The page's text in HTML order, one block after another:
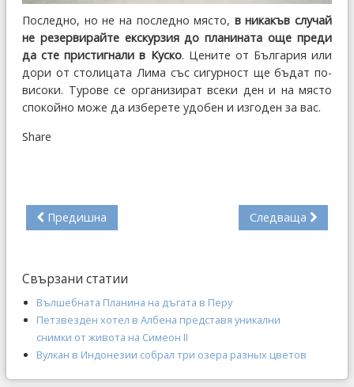
Последно, но не на последно място, в никакъв случай
не резервирайте екскурзия до планината още преди
да сте пристигнали в Куско. Цените от България или
дори от столицата Лима със сигурност ще бъдат по-
високи. Турове се организират всеки ден и на място
спокойно може да изберете удобен и изгоден за вас.
Share
Предишна Следваща
Свързани статии
Вълшебната Планина на дъгата в Перу
Петзвезден хотел в Албена представя уникални
снимки от живота на Симеон II
Вулкан в Индонезии собрал три озера разных цветов